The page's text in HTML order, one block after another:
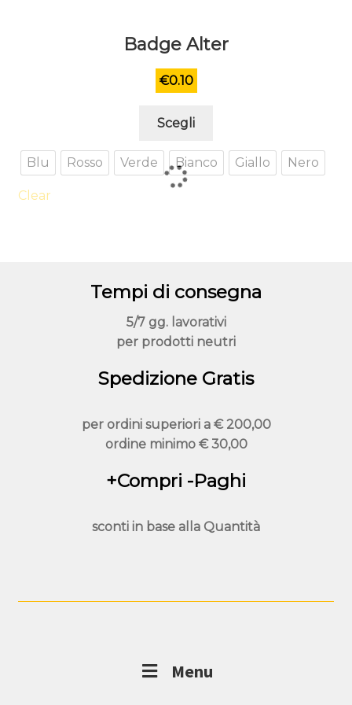
Badge Alter
€0.10
Scegli
ha
più
scelte
pagina
del
prodotto
Blu Rosso Verde Bianco Giallo Nero
Clear
Tempi di consegna
5/7 gg. lavorativi
per prodotti neutri
Spedizione Gratis
per ordini superiori a € 200,00
ordine minimo€ 30,00
+Compri -Paghi
sconti in base alla Quantità
Menu